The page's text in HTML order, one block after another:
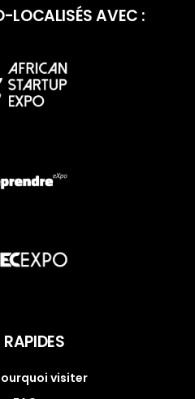
LOCALISÉS AVEC :
RAPIDES
visiter